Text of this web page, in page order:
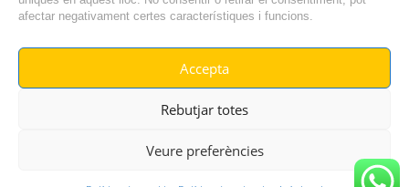
afectar negativament certes característiques i funcions.
Accepta
Rebutjar totes
Veure preferències
NOTÍCIA SEGÜENT
© RADIO VILAFANT 2024
|AVÍS LEGAL|POLÍTICA DE PRIVACITAT